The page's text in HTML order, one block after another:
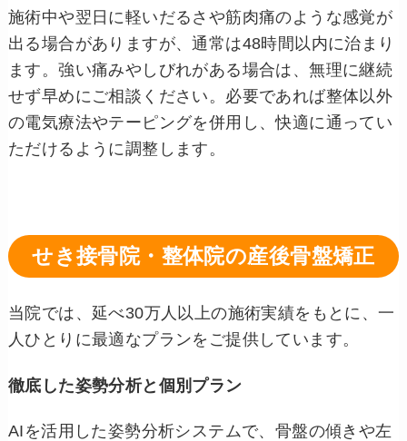
施術中や翌日に軽いだるさや筋肉痛のような感覚が
出る場合がありますが、通常は48時間以内に治まり
ます。強い痛みやしびれがある場合は、無理に継続
せず早めにご相談ください。必要であれば整体以外
の電気療法やテーピングを併用し、快適に通ってい
ただけるように調整します。
せき接骨院・整体院の産後骨盤矯正
当院では、延べ30万人以上の施術実績をもとに、一
人ひとりに最適なプランをご提供しています。
徹底した姿勢分析と個別プラン
AIを活用した姿勢分析システムで、骨盤の傾きや左